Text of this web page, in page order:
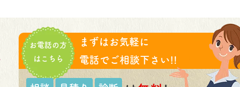
お電話の方
はこちら
まずはお気軽に
電話でご相談下さい!!